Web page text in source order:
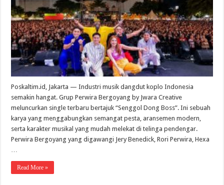
Moonverse
Festival
2026
Poskaltim.id, Jakarta — Industri musik dangdut koplo Indonesia
semakin hangat. Grup Perwira Bergoyang by Jwara Creative
meluncurkan single terbaru bertajuk “Senggol Dong Boss”. Ini sebuah
karya yang menggabungkan semangat pesta, aransemen modern,
serta karakter musikal yang mudah melekat di telinga pendengar.
Perwira Bergoyang yang digawangi Jery Benedick, Rori Perwira, Hexa
Read More »